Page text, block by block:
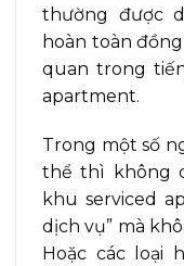
thường được
hoàn toàn
quan trong
apartment.
Trong một số
thể thì không
khu serviced
dịch vụ” mà
Hoặc các loại